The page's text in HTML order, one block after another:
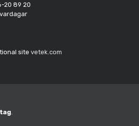
20 89 20
site vetek.com